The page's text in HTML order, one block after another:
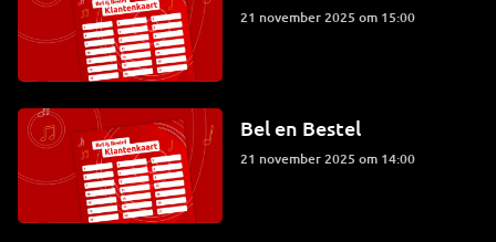
21 november 2025 om 15:00
Bel en Bestel
21 november 2025 om 14:00